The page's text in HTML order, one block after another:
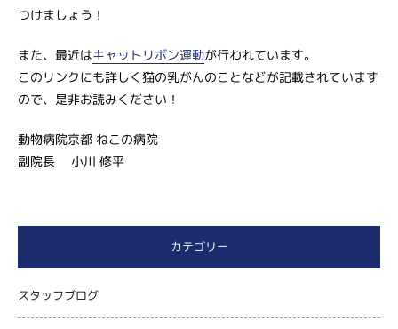
つけましょう！
また、最近はキャットリボン運動が行われています。
このリンクにも詳しく猫の乳がんのことなどが記載されています
ので、是非お読みください！
動物病院京都 ねこの病院
副院長 小川 修平
カテゴリー
スタッフブログ